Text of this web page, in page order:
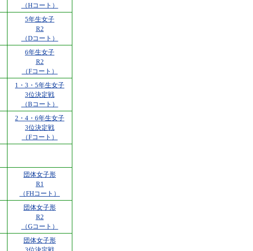
（Hコート）
5年生女子
R2
（Dコート）
6年生女子
R2
（Fコート）
1・3・5年生女子
3位決定戦
（Bコート）
2・4・6年生女子
3位決定戦
（Fコート）
団体女子形
R1
（FHコート）
団体女子形
R2
（Gコート）
団体女子形